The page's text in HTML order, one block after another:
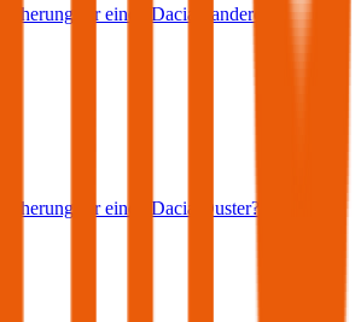
für einen Dacia Sandero?
für einen Dacia Duster?